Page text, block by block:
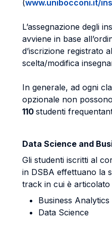
(www.unibocconi.it/
L’assegnazione degli
avviene in base
d’iscrizione registrato
scelta/modifica
In generale, ad ogni
opzionale non
110 studenti
Data Science and
Gli studenti iscritti al
in DSBA effettuano la
track in cui è articolato
Business Analytics
Data Science